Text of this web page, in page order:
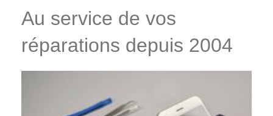
Au service de vos
réparations depuis 2004